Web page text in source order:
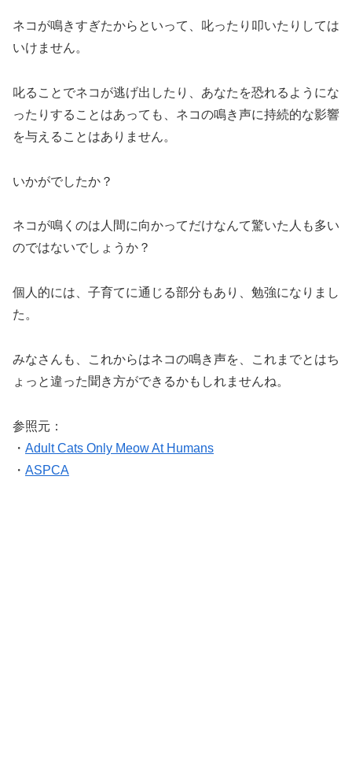
ネコが鳴きすぎたからといって、叱ったり叩いたりしては
いけません。
叱ることでネコが逃げ出したり、あなたを恐れるようにな
ったりすることはあっても、ネコの鳴き声に持続的な影響
を与えることはありません。
いかがでしたか？
ネコが鳴くのは人間に向かってだけなんて驚いた人も多い
のではないでしょうか？
個人的には、子育てに通じる部分もあり、勉強になりまし
た。
みなさんも、これからはネコの鳴き声を、これまでとはち
ょっと違った聞き方ができるかもしれませんね。
参照元：
・ Adult Cats Only Meow At Humans
・ ASPCA